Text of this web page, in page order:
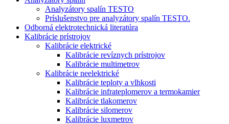
Analyzátory spalín TESTO
Príslušenstvo pre analyzátory spalín TESTO.
Odborná elektrotechnická literatúra
Kalibrácie prístrojov
Kalibrácie elektrické
Kalibrácie revíznych prístrojov
Kalibrácie multimetrov
Kalibrácie neelektrické
Kalibrácie teploty a vlhkosti
Kalibrácie infrateplomerov a termokamier
Kalibrácie tlakomerov
Kalibrácie silomerov
Kalibrácie luxmetrov